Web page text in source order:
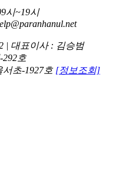
시~19시
| 대표이사 : 김승범
호
서초-1927호 [정보조회]